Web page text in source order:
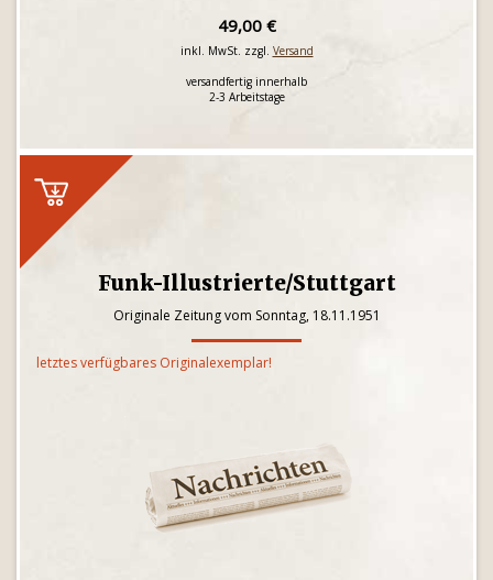
49,00 €
inkl. MwSt. zzgl. Versand
versandfertig innerhalb
2-3 Arbeitstage
Funk-Illustrierte/Stuttgart
Originale Zeitung vom Sonntag, 18.11.1951
letztes verfügbares Originalexemplar!